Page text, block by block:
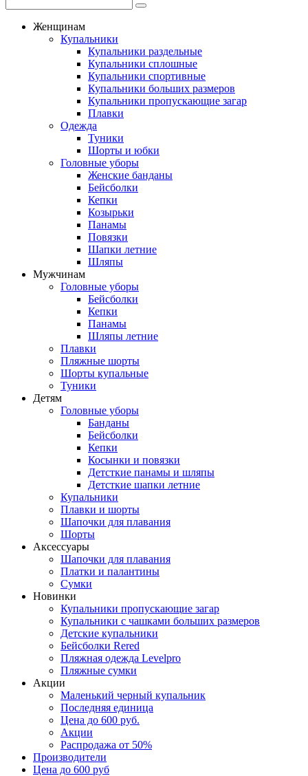
Женщинам
Купальники
Купальники раздельные
Купальники сплошные
Купальники спортивные
Купальники больших размеров
Купальники пропускающие загар
Плавки
Одежда
Туники
Шорты и юбки
Головные уборы
Женские банданы
Бейсболки
Кепки
Козырьки
Панамы
Повязки
Шапки летние
Шляпы
Мужчинам
Головные уборы
Бейсболки
Кепки
Панамы
Шляпы летние
Плавки
Пляжные шорты
Шорты купальные
Туники
Детям
Головные уборы
Банданы
Бейсболки
Кепки
Косынки и повязки
Детсткие панамы и шляпы
Детсткие шапки летние
Купальники
Плавки и шорты
Шапочки для плавания
Шорты
Аксессуары
Шапочки для плавания
Платки и палантины
Сумки
Новинки
Купальники пропускающие загар
Купальники с чашками больших размеров
Детские купальники
Бейсболки Rered
Пляжная одежда Levelpro
Пляжные сумки
Акции
Маленький черный купальник
Последняя единица
Цена до 600 руб.
Акции
Распродажа от 50%
Производители
Цена до 600 руб